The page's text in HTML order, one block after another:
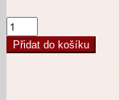
Anděl-
talisman
do
Přidat do košíku